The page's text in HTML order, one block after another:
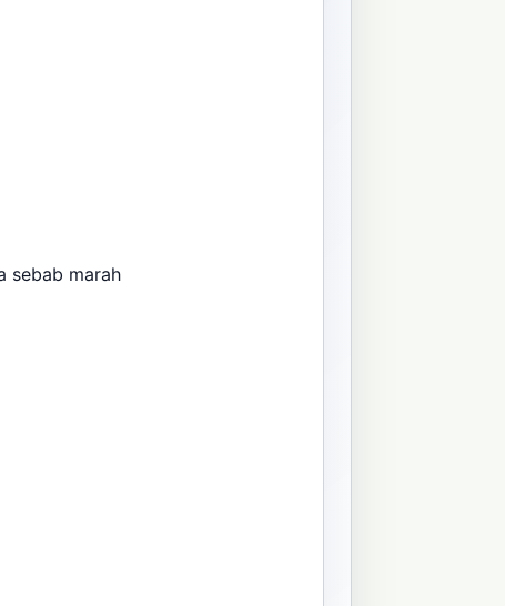
sebab marah